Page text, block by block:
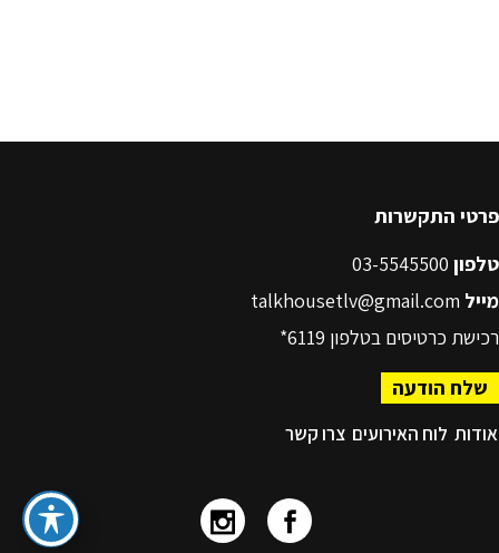
פרטי התקשרות
טלפון
מייל talkhousetlv@gmail.com
רכישת כרטיסים בטלפון 6119*
שלח הודעה
אודות לוח האירועים צרו קשר